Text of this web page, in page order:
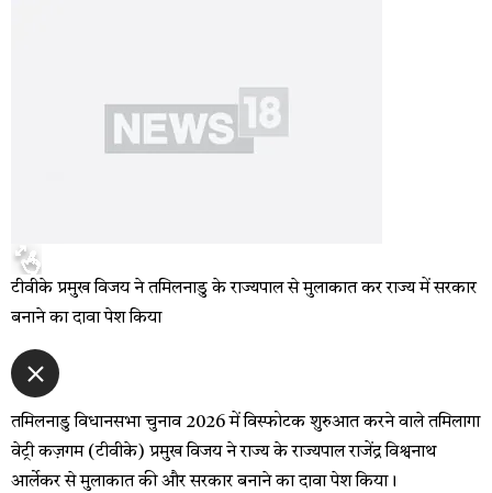
टीवीके प्रमुख विजय ने तमिलनाडु के राज्यपाल से मुलाकात कर राज्य में सरकार
बनाने का दावा पेश किया
तमिलनाडु विधानसभा चुनाव 2026 में विस्फोटक शुरुआत करने वाले तमिलागा
वेट्री कज़गम (टीवीके) प्रमुख विजय ने राज्य के राज्यपाल राजेंद्र विश्वनाथ
आर्लेकर से मुलाकात की और सरकार बनाने का दावा पेश किया।